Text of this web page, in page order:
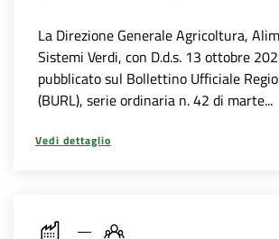
La Direzione Generale Agricoltura,
Sistemi Verdi, con D.d.s. 13 ottobre
pubblicato sul Bollettino Ufficiale
(BURL), serie ordinaria n. 42 di marte...
Vedi dettaglio